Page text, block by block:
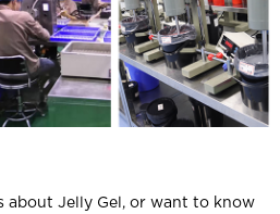
about Jelly Gel , or want to know